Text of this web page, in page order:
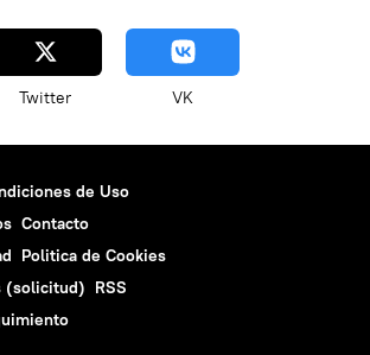
Twitter VK
de Uso
Contacto
Politica de Cookies
(solicitud) RSS